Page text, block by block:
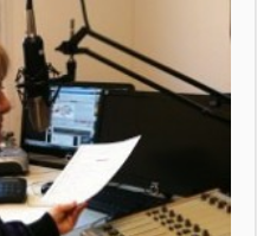
L’air
temps
émission
du
lundi
18
avril
!